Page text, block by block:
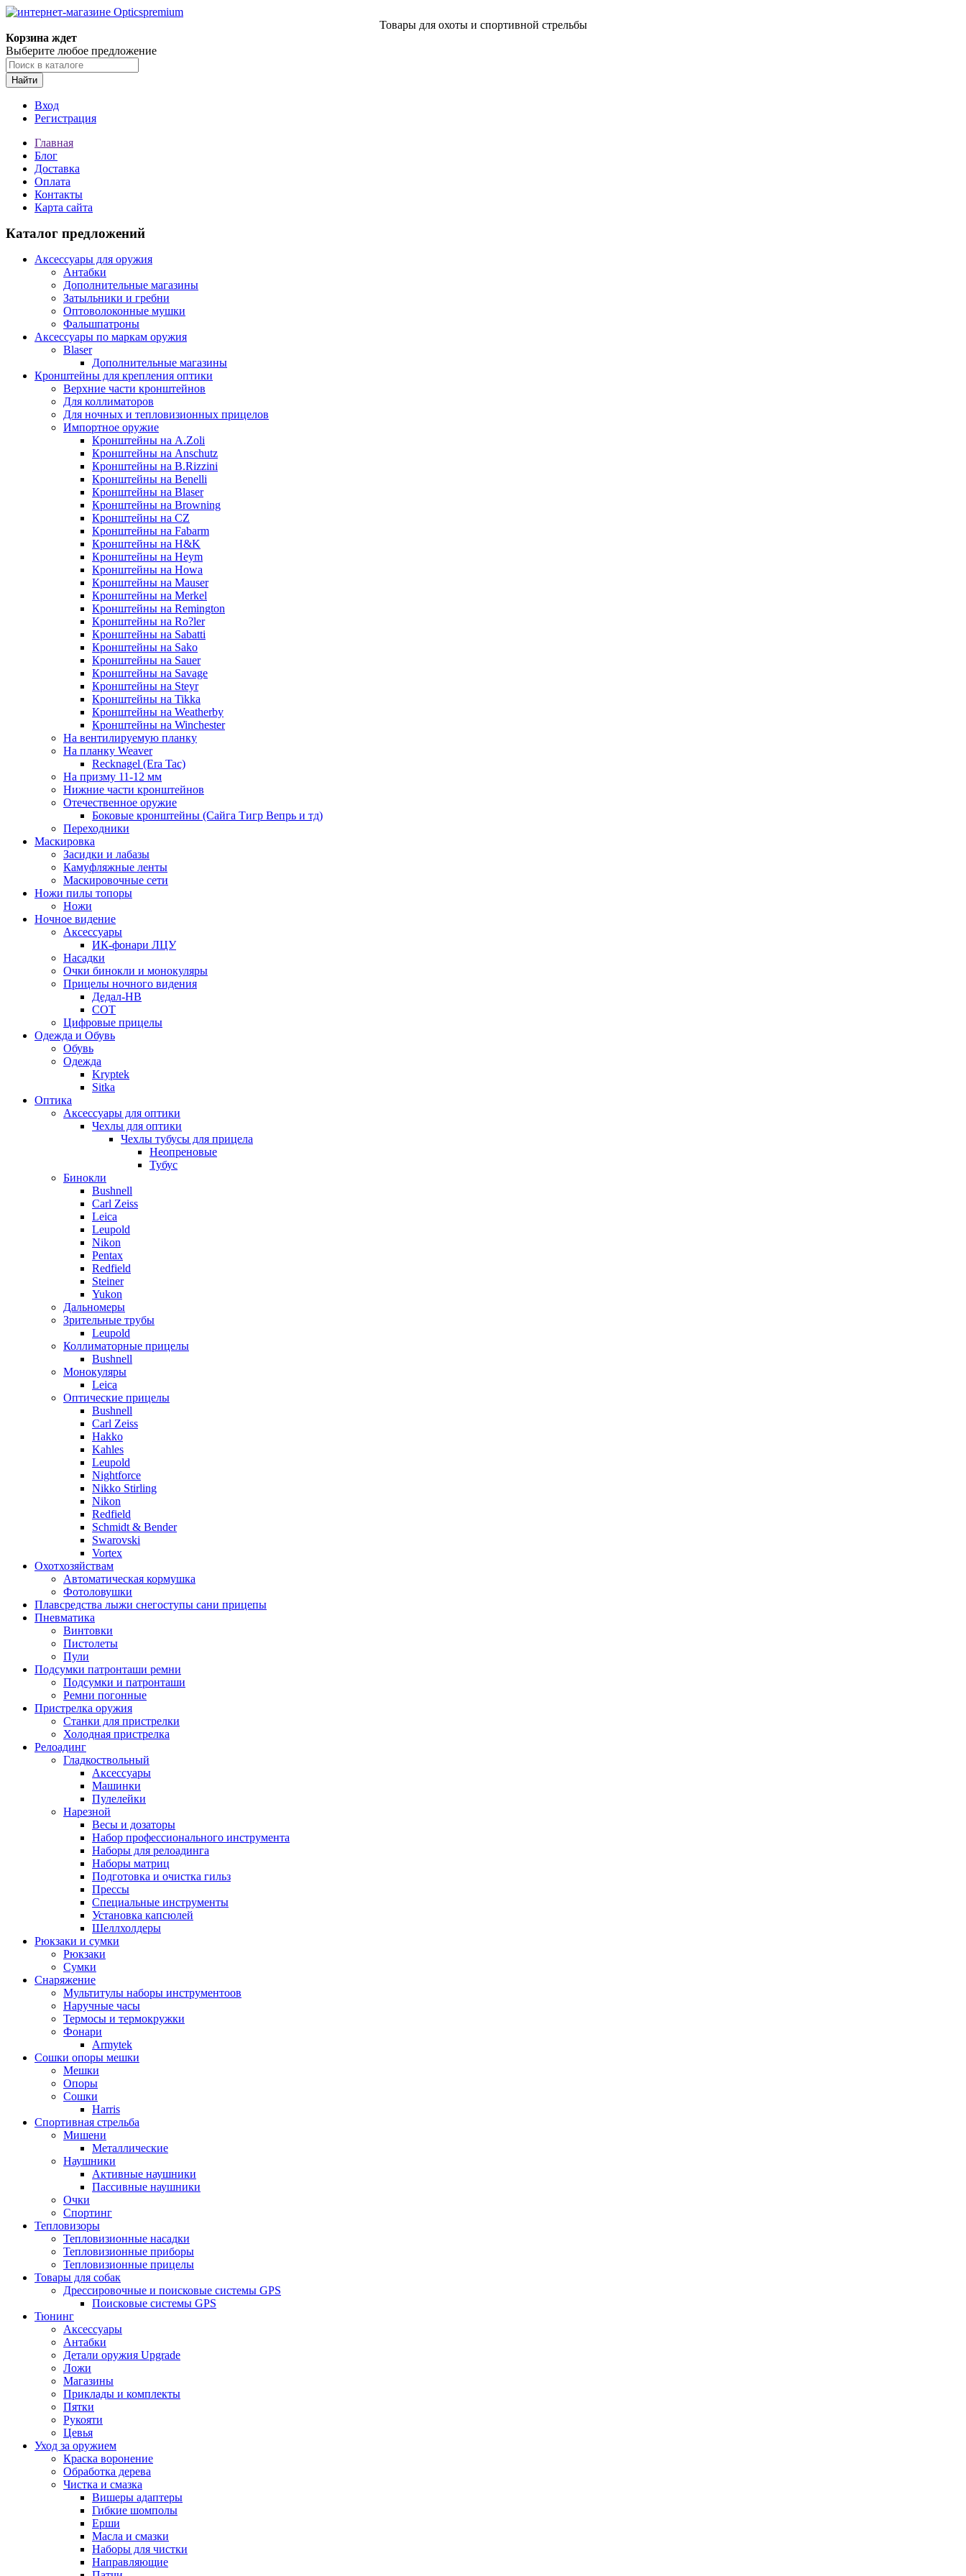
Товары для охоты и спортивной стрельбы
Корзина ждет
Выберите любое предложение
Найти
Вход
Регистрация
Главная
Блог
Доставка
Оплата
Контакты
Карта сайта
Каталог предложений
Аксессуары для оружия
Антабки
Дополнительные магазины
Затыльники и гребни
Оптоволоконные мушки
Фальшпатроны
Аксессуары по маркам оружия
Blaser
Дополнительные магазины
Кронштейны для крепления оптики
Верхние части кронштейнов
Для коллиматоров
Для ночных и тепловизионных прицелов
Импортное оружие
Кронштейны на A.Zoli
Кронштейны на Anschutz
Кронштейны на B.Rizzini
Кронштейны на Benelli
Кронштейны на Blaser
Кронштейны на Browning
Кронштейны на CZ
Кронштейны на Fabarm
Кронштейны на H&K
Кронштейны на Heym
Кронштейны на Howa
Кронштейны на Mauser
Кронштейны на Merkel
Кронштейны на Remington
Кронштейны на Ro?ler
Кронштейны на Sabatti
Кронштейны на Sako
Кронштейны на Sauer
Кронштейны на Savage
Кронштейны на Steyr
Кронштейны на Tikka
Кронштейны на Weatherby
Кронштейны на Winchester
На вентилируемую планку
На планку Weaver
Recknagel (Era Tac)
На призму 11-12 мм
Нижние части кронштейнов
Отечественное оружие
Боковые кронштейны (Сайга Тигр Вепрь и тд)
Переходники
Маскировка
Засидки и лабазы
Камуфляжные ленты
Маскировочные сети
Ножи пилы топоры
Ножи
Ночное видение
Аксессуары
ИК-фонари ЛЦУ
Насадки
Очки бинокли и монокуляры
Прицелы ночного видения
Дедал-НВ
СОТ
Цифровые прицелы
Одежда и Обувь
Обувь
Одежда
Kryptek
Sitka
Оптика
Аксессуары для оптики
Чехлы для оптики
Чехлы тубусы для прицела
Неопреновые
Тубус
Бинокли
Bushnell
Carl Zeiss
Leica
Leupold
Nikon
Pentax
Redfield
Steiner
Yukon
Дальномеры
Зрительные трубы
Leupold
Коллиматорные прицелы
Bushnell
Монокуляры
Leica
Оптические прицелы
Bushnell
Carl Zeiss
Hakko
Kahles
Leupold
Nightforce
Nikko Stirling
Nikon
Redfield
Schmidt & Bender
Swarovski
Vortex
Охотхозяйствам
Автоматическая кормушка
Фотоловушки
Плавсредства лыжи снегоступы сани прицепы
Пневматика
Винтовки
Пистолеты
Пули
Подсумки патронташи ремни
Подсумки и патронташи
Ремни погонные
Пристрелка оружия
Станки для пристрелки
Холодная пристрелка
Релоадинг
Гладкоствольный
Аксессуары
Машинки
Пулелейки
Нарезной
Весы и дозаторы
Набор профессионального инструмента
Наборы для релоадинга
Наборы матриц
Подготовка и очистка гильз
Прессы
Специальные инструменты
Установка капсюлей
Шеллхолдеры
Рюкзаки и сумки
Рюкзаки
Сумки
Снаряжение
Мультитулы наборы инструментоов
Наручные часы
Термосы и термокружки
Фонари
Armytek
Сошки опоры мешки
Мешки
Опоры
Сошки
Harris
Спортивная стрельба
Мишени
Металлические
Наушники
Активные наушники
Пассивные наушники
Очки
Спортинг
Тепловизоры
Тепловизионные насадки
Тепловизионные приборы
Тепловизионные прицелы
Товары для собак
Дрессировочные и поисковые системы GPS
Поисковые системы GPS
Тюнинг
Аксессуары
Антабки
Детали оружия Upgrade
Ложи
Магазины
Приклады и комплекты
Пятки
Рукояти
Цевья
Уход за оружием
Краска воронение
Обработка дерева
Чистка и смазка
Вишеры адаптеры
Гибкие шомполы
Ерши
Масла и смазки
Наборы для чистки
Направляющие